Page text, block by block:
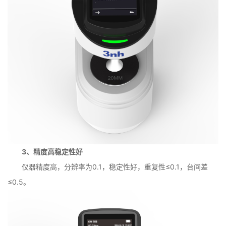
3、精度高稳定性好
仪器精度高，分辨率为0.1，稳定性好，重复性≤0.1，台间差
≤0.5。